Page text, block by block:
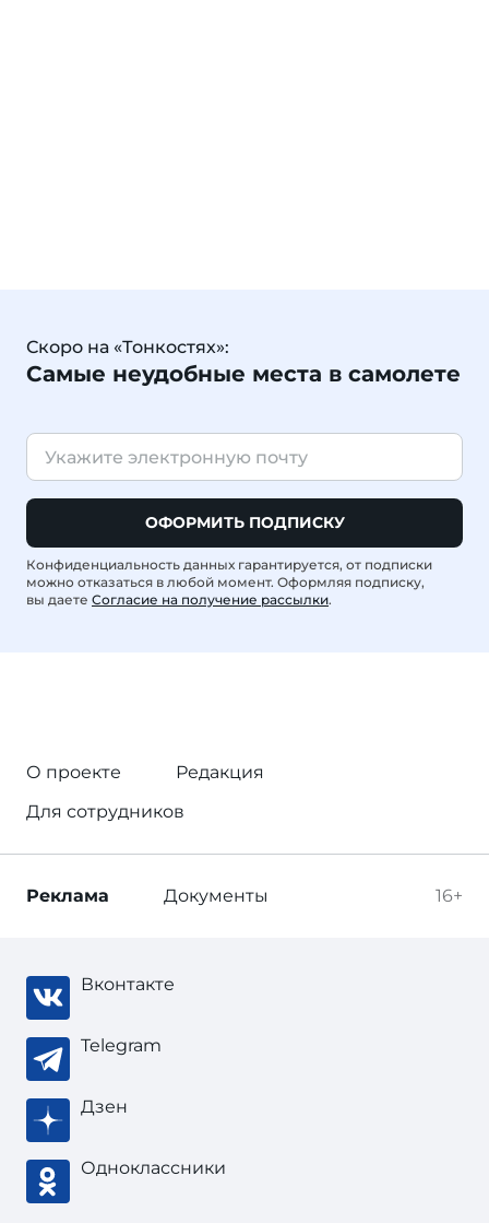
Скоро на «Тонкостях»:
Самые неудобные места в самолете
ОФОРМИТЬ ПОДПИСКУ
Конфиденциальность данных гарантируется, от подписки
можно отказаться в любой момент. Оформляя подписку,
вы даете Согласие на получение рассылки.
О проекте
Редакция
Для сотрудников
16+
Реклама Документы
Вконтакте
Telegram
Дзен
Одноклассники